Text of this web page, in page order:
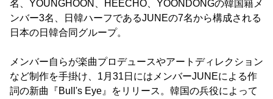
名、YOUNGHOON、HEECHO、YOONDONGの韓国籍メ
ンバー3名、日韓ハーフであるJUNEの7名から構成される
日本の日韓合同グループ。
メンバー自らが楽曲プロデュースやアートディレクション
など制作を手掛け、1月31日にはメンバーJUNEによる作
詞の新曲『Bull's Eye』をリリース。韓国の兵役によって